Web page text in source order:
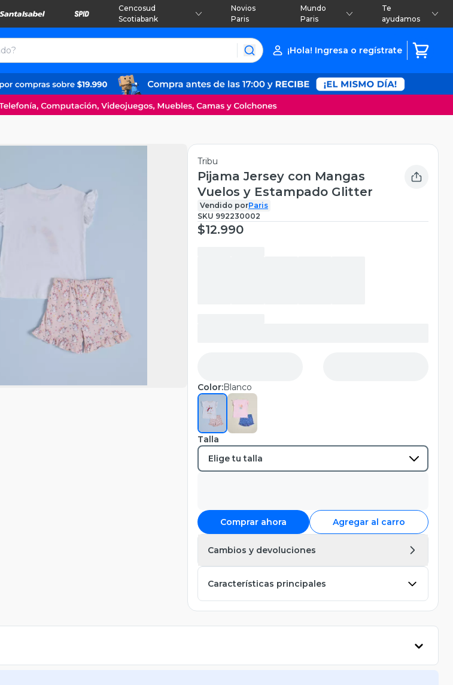
Cencosud
Scotiabank
Novios
Paris
Mundo
Paris
Te
ayudamos
¡Hola! Ingresa o regístrate
Tribu
Pijama Jersey con Mangas
Vuelos y Estampado Glitter
Vendido porParis
SKU 992230002
$12.990
Color:Blanco
Talla
Comprar ahora Agregar al carro
Cambios y devoluciones
Características principales